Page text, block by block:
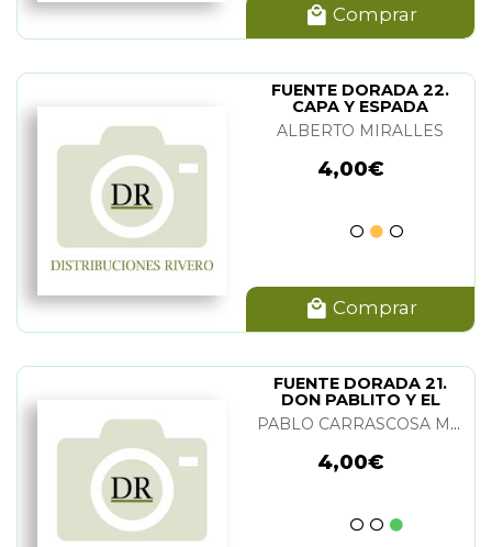
Comprar
FUENTE DORADA 22.
CAPA Y ESPADA
ALBERTO MIRALLES
4,00€
Comprar
FUENTE DORADA 21.
DON PABLITO Y EL
DROMEDARIO, DON
PABLITO SE QUIERE PABLO CARRASCOSA MIGUEL
4,00€